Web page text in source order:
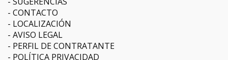
CONTACTO
LOCALIZACIÓN
AVISO LEGAL
PERFIL DE CONTRATANTE
POLÍTICA PRIVACIDAD